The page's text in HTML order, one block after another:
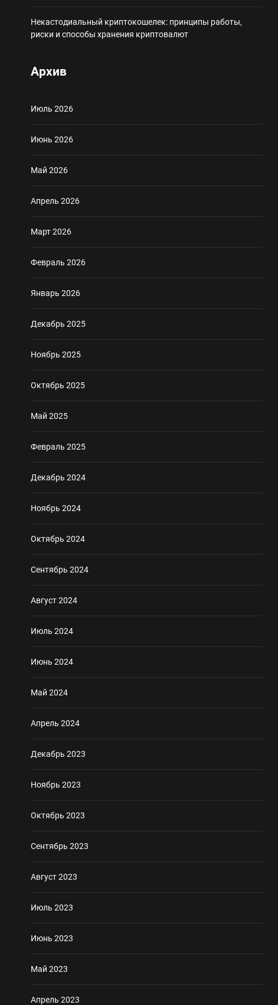
Некастодиальный криптокошелек: принципы работы,
риски и способы хранения криптовалют
Архив
Июль 2026
Июнь 2026
Май 2026
Апрель 2026
Март 2026
Февраль 2026
Январь 2026
Декабрь 2025
Ноябрь 2025
Октябрь 2025
Май 2025
Февраль 2025
Декабрь 2024
Ноябрь 2024
Октябрь 2024
Сентябрь 2024
Август 2024
Июль 2024
Июнь 2024
Май 2024
Апрель 2024
Декабрь 2023
Ноябрь 2023
Октябрь 2023
Сентябрь 2023
Август 2023
Июль 2023
Июнь 2023
Май 2023
Апрель 2023